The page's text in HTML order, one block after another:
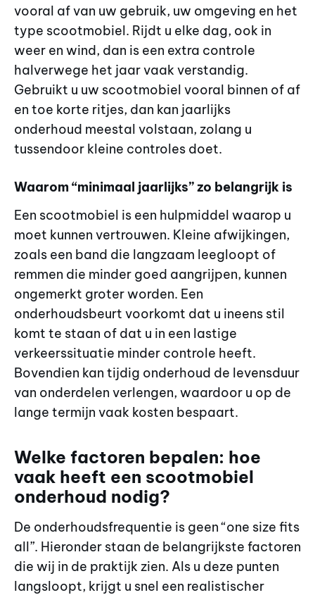
vooral af van uw gebruik, uw omgeving en het
type scootmobiel. Rijdt u elke dag, ook in
weer en wind, dan is een extra controle
halverwege het jaar vaak verstandig.
Gebruikt u uw scootmobiel vooral binnen of af
en toe korte ritjes, dan kan jaarlijks
onderhoud meestal volstaan, zolang u
tussendoor kleine controles doet.
Waarom “minimaal jaarlijks” zo belangrijk is
Een scootmobiel is een hulpmiddel waarop u
moet kunnen vertrouwen. Kleine afwijkingen,
zoals een band die langzaam leegloopt of
remmen die minder goed aangrijpen, kunnen
ongemerkt groter worden. Een
onderhoudsbeurt voorkomt dat u ineens stil
komt te staan of dat u in een lastige
verkeerssituatie minder controle heeft.
Bovendien kan tijdig onderhoud de levensduur
van onderdelen verlengen, waardoor u op de
lange termijn vaak kosten bespaart.
Welke factoren bepalen: hoe
vaak heeft een scootmobiel
onderhoud nodig?
De onderhoudsfrequentie is geen “one size fits
all”. Hieronder staan de belangrijkste factoren
die wij in de praktijk zien. Als u deze punten
langsloopt, krijgt u snel een realistischer